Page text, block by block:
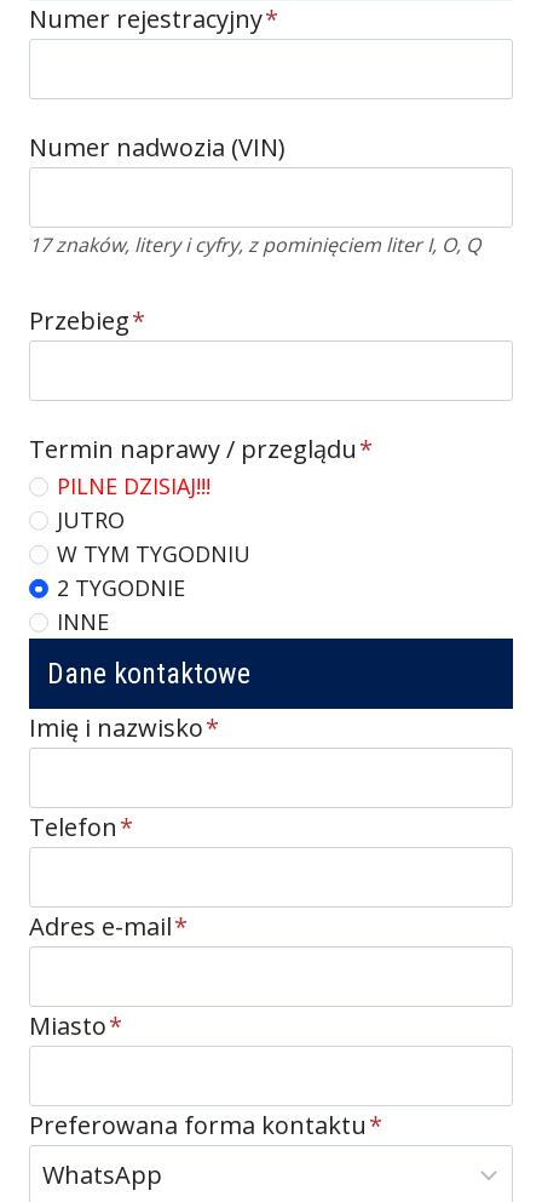
Numer rejestracyjny*
Numer nadwozia (VIN)
17 znaków, litery i cyfry, z pominięciem liter I, O, Q
Przebieg*
Termin naprawy / przeglądu*
PILNE DZISIAJ!!!
JUTRO
W TYM TYGODNIU
2 TYGODNIE
INNE
Dane kontaktowe
Imię i nazwisko*
Telefon*
Adres e-mail*
Miasto*
Preferowana forma kontaktu*